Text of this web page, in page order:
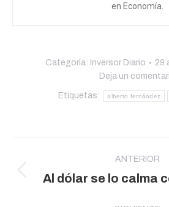
en Economía.
Categoría: Inversor Diario
29
Deja un
Etiquetas: alberto fernández
entre
publicaciones
ANTERIOR
Al dólar se lo calma